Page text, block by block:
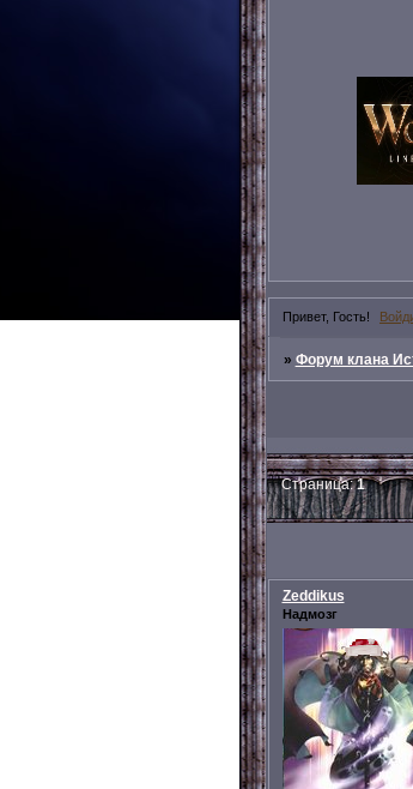
Привет, Гость!
» Форум клана
Страница:1
Zeddikus
Надмозг